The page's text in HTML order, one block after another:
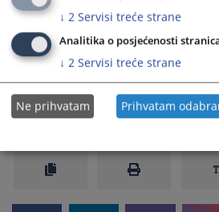
prinudnog izvršenja
Prikazana vijest je na: Srpski jezik
78
↓ 2 Servisi treće strane
Analitika o posjećenosti
↓ 2 Servisi treće strane
Ne prihvatam Prihvatam